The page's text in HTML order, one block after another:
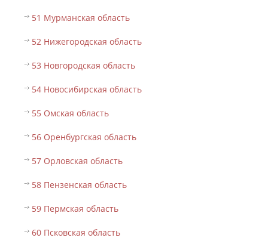
51 Мурманская область
52 Нижегородская область
53 Новгородская область
54 Новосибирская область
55 Омская область
56 Оренбургская область
57 Орловская область
58 Пензенская область
59 Пермская область
60 Псковская область